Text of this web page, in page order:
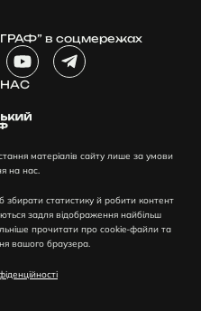
в соцмережах
Y
o
u
t
u
e
T
e
a
-
p
l
a
матеріалів сайту лише за умови
на нас.
статистику й робити контент
задля відображення найбільш
прочитати про cookie-файли та
вашого браузера.